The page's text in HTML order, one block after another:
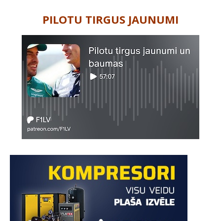
PILOTU TIRGUS JAUNUMI